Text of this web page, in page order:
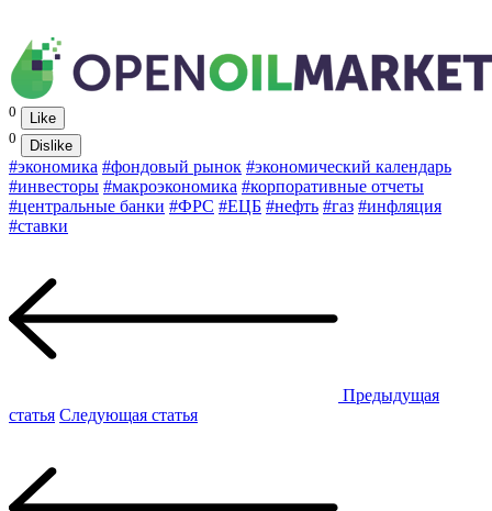
0
Like
0
Dislike
#экономика #фондовый рынок #экономический календарь
#инвесторы #макроэкономика #корпоративные отчеты
#центральные банки #ФРС #ЕЦБ #нефть #газ #инфляция
#ставки
Предыдущая
статья Следующая статья